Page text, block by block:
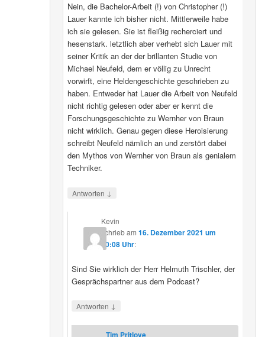
Nein, die Bachelor-Arbeit (!) von Christopher (!)
Lauer kannte ich bisher nicht. Mittlerweile habe
ich sie gelesen. Sie ist fleißig recherciert und
hesenstark. letztlich aber verhebt sich Lauer mit
seiner Kritik an der der brillanten Studie von
Michael Neufeld, dem er völlig zu Unrecht
vorwirft, eine Heldengeschichte geschrieben zu
haben. Entweder hat Lauer die Arbeit von Neufeld
nicht richtig gelesen oder aber er kennt die
Forschungsgeschichte zu Wernher von Braun
nicht wirklich. Genau gegen diese Heroisierung
schreibt Neufeld nämlich an und zerstört dabei
den Mythos von Wernher von Braun als genialem
Techniker.
Antworten ↓
Kevin
schriebam16. Dezember 2021 um
20:08 Uhr:
Sind Sie wirklich der Herr Helmuth Trischler, der
Gesprächspartner aus dem Podcast?
Antworten ↓
Tim Pritlove